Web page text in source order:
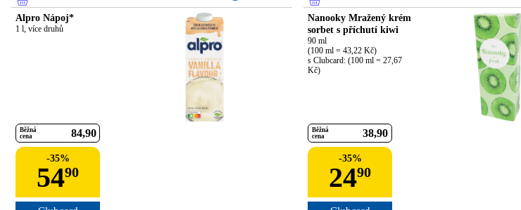
Alpro Nápoj*
1 l, více druhů
Běžná
cena
84 90
-35%
5490
Nanooky Mražený krém
sorbet s příchutí kiwi
90 ml
(100 ml = 43,22 Kč)
s Clubcard: (100 ml = 27,67
Kč)
Běžná
cena
38 90
-35%
2490